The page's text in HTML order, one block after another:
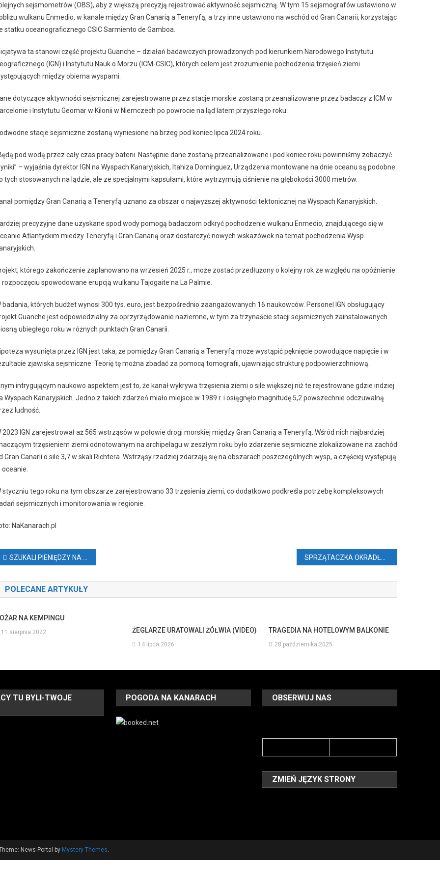
sejsmometrów (OBS), aby z większą precyzją rejestrować aktywność sejsmiczną. W tym 15 sejsmografów ustawiono w
wulkanu Enmedio, w kanale między Gran Canarią a Teneryfą, a trzy inne ustawiono na wschód od Gran Canarii, korzystając
statku oceanograficznego CSIC Sarmiento de Gamboa.
ta stanowi część projektu Guanche – działań badawczych prowadzonych pod kierunkiem Narodowego Instytutu
(IGN) i Instytutu Nauk o Morzu (ICM-CSIC), których celem jest zrozumienie pochodzenia trzęsień ziemi
między obiema wyspami.
dotyczące aktywności sejsmicznej zarejestrowane przez stacje morskie zostaną przeanalizowane przez badaczy z ICM w
i Instytutu Geomar w Kilonii w Niemczech po powrocie na ląd latem przyszłego roku.
stacje sejsmiczne zostaną wyniesione na brzeg pod koniec lipca 2024 roku.
pod wodą przez cały czas pracy baterii. Następnie dane zostaną przeanalizowane i pod koniec roku powinniśmy zobaczyć
– wyjaśnia dyrektor IGN na Wyspach Kanaryjskich, Itahiza Domínguez, Urządzenia montowane na dnie oceanu są podobne
tych stosowanych na lądzie, ale ze specjalnymi kapsułami, które wytrzymują ciśnienie na głębokości 3000 metrów.
pomiędzy Gran Canarią a Teneryfą uznano za obszar o najwyższej aktywności tektonicznej na Wyspach Kanaryjskich.
precyzyjne dane uzyskane spod wody pomogą badaczom odkryć pochodzenie wulkanu Enmedio, znajdującego się w
Atlantyckim miedzy Teneryfą i Gran Canarią oraz dostarczyć nowych wskazówek na temat pochodzenia Wysp
którego zakończenie zaplanowano na wrzesień 2025 r., może zostać przedłużony o kolejny rok ze względu na opóźnienie
rozpoczęciu spowodowane erupcją wulkanu Tajogaite na La Palmie.
badania, których budżet wynosi 300 tys. euro, jest bezpośrednio zaangażowanych 16 naukowców. Personel IGN obsługujący
Guanche jest odpowiedzialny za oprzyrządowanie naziemne, w tym za trzynaście stacji sejsmicznych zainstalowanych
ubiegłego roku w różnych punktach Gran Canarii.
wysunięta przez IGN jest taka, że ​​pomiędzy Gran Canarią a Teneryfą może wystąpić pęknięcie powodujące napięcie i w
zjawiska sejsmiczne. Teorię tę można zbadać za pomocą tomografii, ujawniając strukturę podpowierzchniową.
intrygującym naukowo aspektem jest to, że kanał wykrywa trzęsienia ziemi o sile większej niż te rejestrowane gdzie indziej
Wyspach Kanaryjskich. Jedno z takich zdarzeń miało miejsce w 1989 r. i osiągnęło magnitudę 5,2 powszechnie odczuwalną
ludność.
2023 IGN zarejestrował aż 565 wstrząsów w połowie drogi morskiej między Gran Canarią a Teneryfą. Wśród nich najbardziej
trzęsieniem ziemi odnotowanym na archipelagu w zeszłym roku było zdarzenie sejsmiczne zlokalizowane na zachód
Gran Canarii o sile 3,7 w skali Richtera. Wstrząsy rzadziej zdarzają się na obszarach poszczególnych wysp, a częściej występują
oceanie.
styczniu tego roku na tym obszarze zarejestrowano 33 trzęsienia ziemi, co dodatkowo podkreśla potrzebę kompleksowych
sejsmicznych i monitorowania w regionie.
NaKanarach.pl
Nawigacja
SZUKALI PIENIĘDZY NA WYDMACH, TERAZ SZUKA ICH POLICJA
POLECANE ARTYKUŁY
NA KEMPINGU
11 sierpnia 2022 ŻEGLARZE URATOWALI ŻÓŁWIA (VIDEO)
14 lipca 2026
TRAGEDIA NA HOTELOWYM BALKONIE
28 października 2025
TU BYLI-TWOJE
POGODA NA KANARACH OBSERWUJ NAS
ZMIEŃ JĘZYK STRONY
News Portal by Mystery Themes